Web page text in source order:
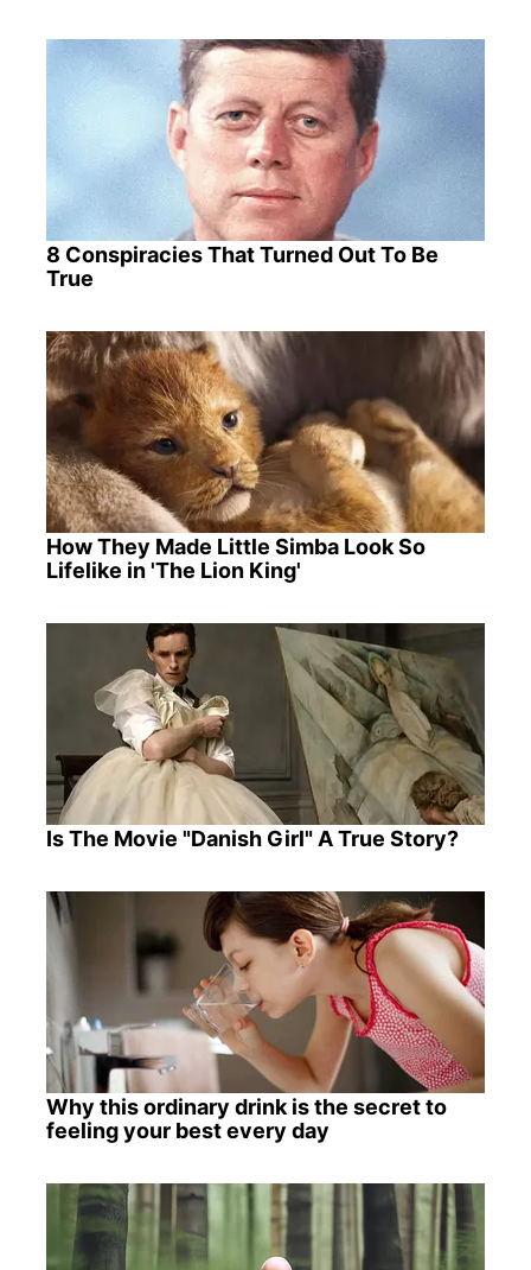
8 Conspiracies That Turned Out To Be
True
How They Made Little Simba Look So
Lifelike in 'The Lion King'
Is The Movie "Danish Girl" A True Story?
Why this ordinary drink is the secret to
feeling your best every day